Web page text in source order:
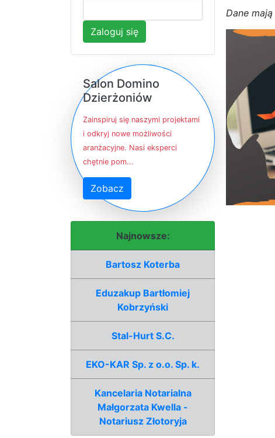
Zaloguj się
Salon Domino
Dzierżoniów
Zainspiruj się naszymi projektami
i odkryj nowe możliwości
aranżacyjne. Nasi eksperci
chętnie pom...
Zobacz
Najnowsze:
Bartosz Koterba
Eduzakup Bartłomiej
Kobrzyński
Stal-Hurt S.C.
EKO-KAR Sp. z o.o. Sp. k.
Kancelaria Notarialna
Małgorzata Kwella -
Notariusz Złotoryja
Dane mają